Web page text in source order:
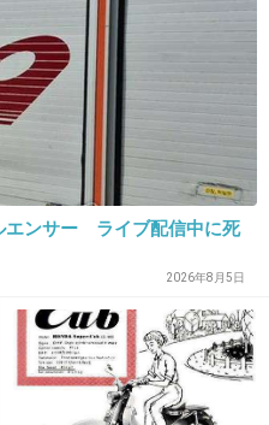
同部屋なんて嫌だ
事(こっち持ち)しな
がいい。
安いよね。
エンサー ライブ配信中に死
2026年8月5日